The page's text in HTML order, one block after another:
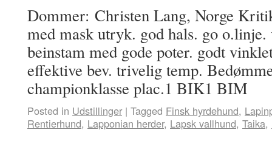
Dommer: Christen Lang, Norge
med mask utryk. god hals. go
beinstam med gode poter. godt
effektive bev. trivelig temp.
championklasse plac.1 BIK1 BIM
Posted in Udstillinger | Tagged Finsk hyrdehund,
Rentierhund, Lapponian herder, Lapsk vallhund, Taika,